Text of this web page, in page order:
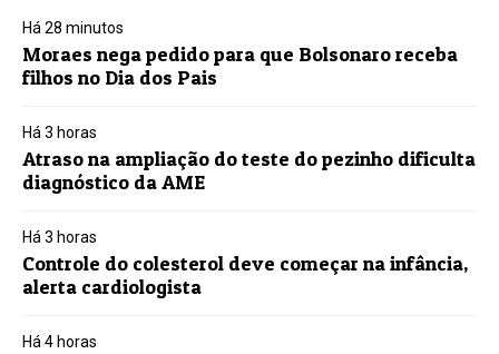
Há 28 minutos
Moraes nega pedido para que Bolsonaro receba
filhos no Dia dos Pais
Há 3 horas
Atraso na ampliação do teste do pezinho dificulta
diagnóstico da AME
Há 3 horas
Controle do colesterol deve começar na infância,
alerta cardiologista
Há 4 horas